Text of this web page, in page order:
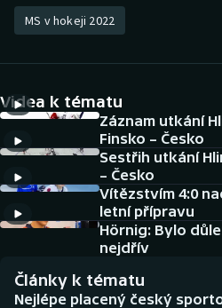
Atletika
DALŠÍ SPORTY
Americký fotbal
Baseball a softbal
Biatlon
NEPŘEHLÉDNĚTE
Historické návraty
Aplikace ČT sport
MS v hokeji 2022
Videa k tématu
Záznam utkání
Finsko – Česko
Sestřih utkání
– Česko
Vítězstvím 4:0
letní přípravu
Hörnig: Bylo
nejdřív
Články k tématu
Nejlépe placený český